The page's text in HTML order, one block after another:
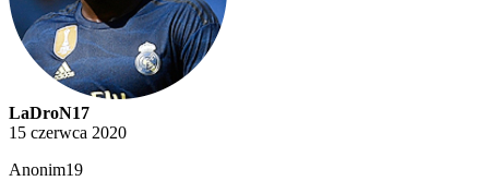
LaDroN17
15 czerwca 2020
Anonim19